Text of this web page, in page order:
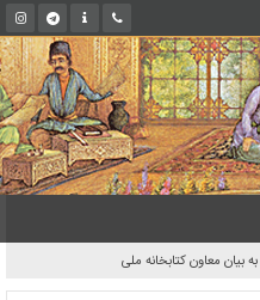
معاون کتابخانه ملی